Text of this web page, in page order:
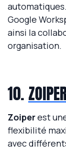
Google
ainsi la
organisation.
10.
Zoiperest
flexibilité
avec